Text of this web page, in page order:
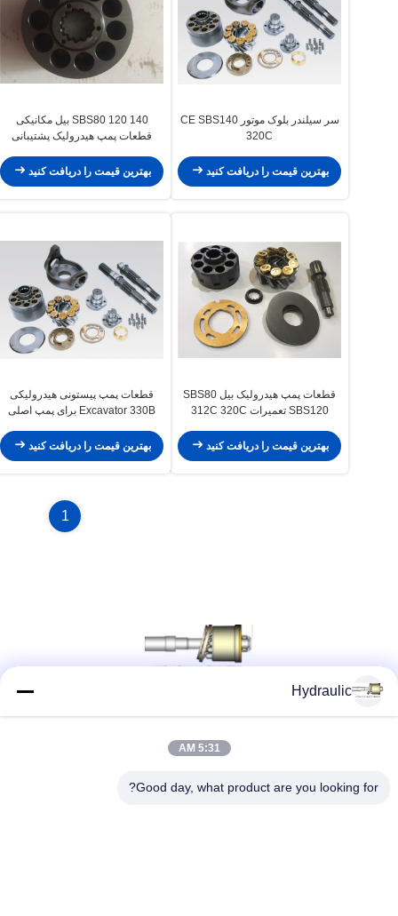
سر سیلندر بلوک موتور CE SBS140
320C
بهترین قیمت را دریافت کنید
SBS80 120 140 بیل مکانیکی
قطعات پمپ هیدرولیک پشتیبانی
بهترین قیمت را دریافت کنید
قطعات پمپ هیدرولیک بیل SBS80
SBS120 تعمیرات 312C 320C
بهترین قیمت را دریافت کنید
قطعات پمپ پیستونی هیدرولیکی
Excavator 330B برای پمپ اصلی
بهترین قیمت را دریافت کنید
1
Hydraulic
5:31 AM
Good day, what product are you looking for?